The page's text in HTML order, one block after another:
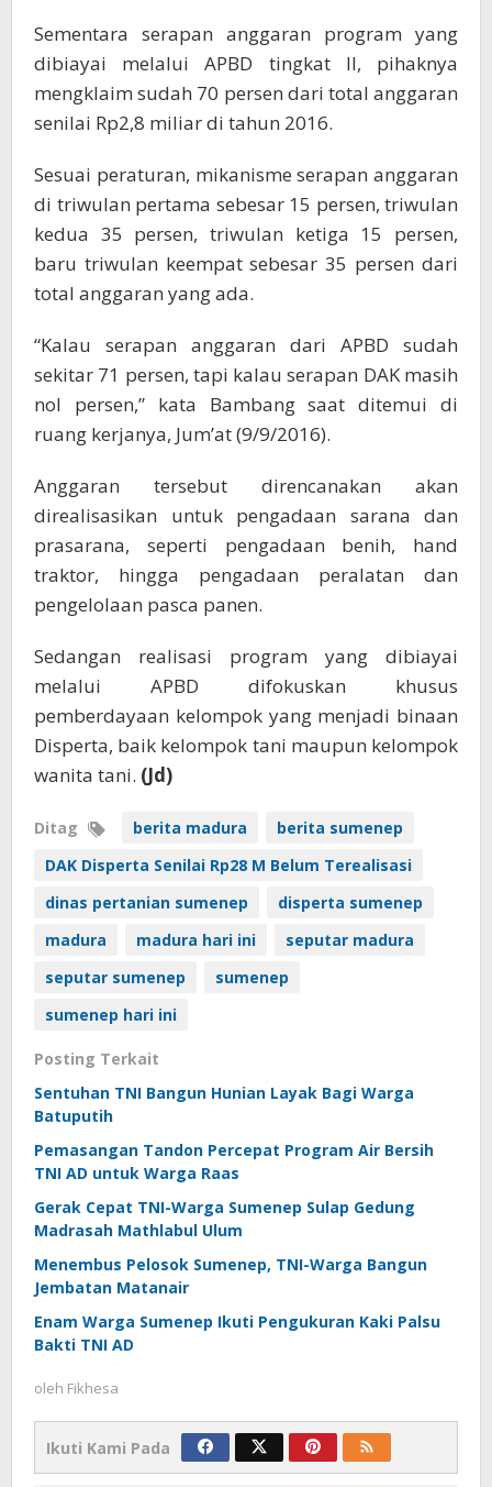
Sementara serapan anggaran program yang
dibiayai melalui APBD tingkat II, pihaknya
mengklaim sudah 70 persen dari total anggaran
senilai Rp2,8 miliar di tahun 2016.
Sesuai peraturan, mikanisme serapan anggaran
di triwulan pertama sebesar 15 persen, triwulan
kedua 35 persen, triwulan ketiga 15 persen,
baru triwulan keempat sebesar 35 persen dari
total anggaran yang ada.
“Kalau serapan anggaran dari APBD sudah
sekitar 71 persen, tapi kalau serapan DAK masih
nol persen,” kata Bambang saat ditemui di
ruang kerjanya, Jum’at (9/9/2016).
Anggaran tersebut direncanakan akan
direalisasikan untuk pengadaan sarana dan
prasarana, seperti pengadaan benih, hand
traktor, hingga pengadaan peralatan dan
pengelolaan pasca panen.
Sedangan realisasi program yang dibiayai
melalui APBD difokuskan khusus
pemberdayaan kelompok yang menjadi binaan
Disperta, baik kelompok tani maupun kelompok
wanita tani. (Jd)
Ditag berita madura
berita sumenep
DAK Disperta Senilai Rp28 M Belum Terealisasi
dinas pertanian sumenep
disperta sumenep
madura
madura hari ini
seputar madura
seputar sumenep
sumenep
sumenep hari ini
Posting Terkait
Sentuhan TNI Bangun Hunian Layak Bagi Warga
Batuputih
Pemasangan Tandon Percepat Program Air Bersih
TNI AD untuk Warga Raas
Gerak Cepat TNI-Warga Sumenep Sulap Gedung
Madrasah Mathlabul Ulum
Menembus Pelosok Sumenep, TNI-Warga Bangun
Jembatan Matanair
Enam Warga Sumenep Ikuti Pengukuran Kaki Palsu
Bakti TNI AD
oleh Fikhesa
Ikuti Kami Pada